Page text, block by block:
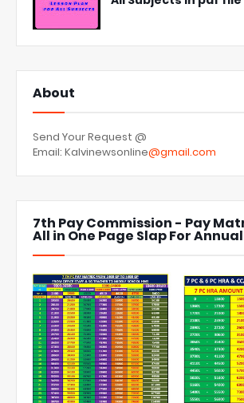
About
Send Your Request @
Email: Kalvinewsonline@gmail.com
7th Pay Commission - Pay
All in One Page Slap For